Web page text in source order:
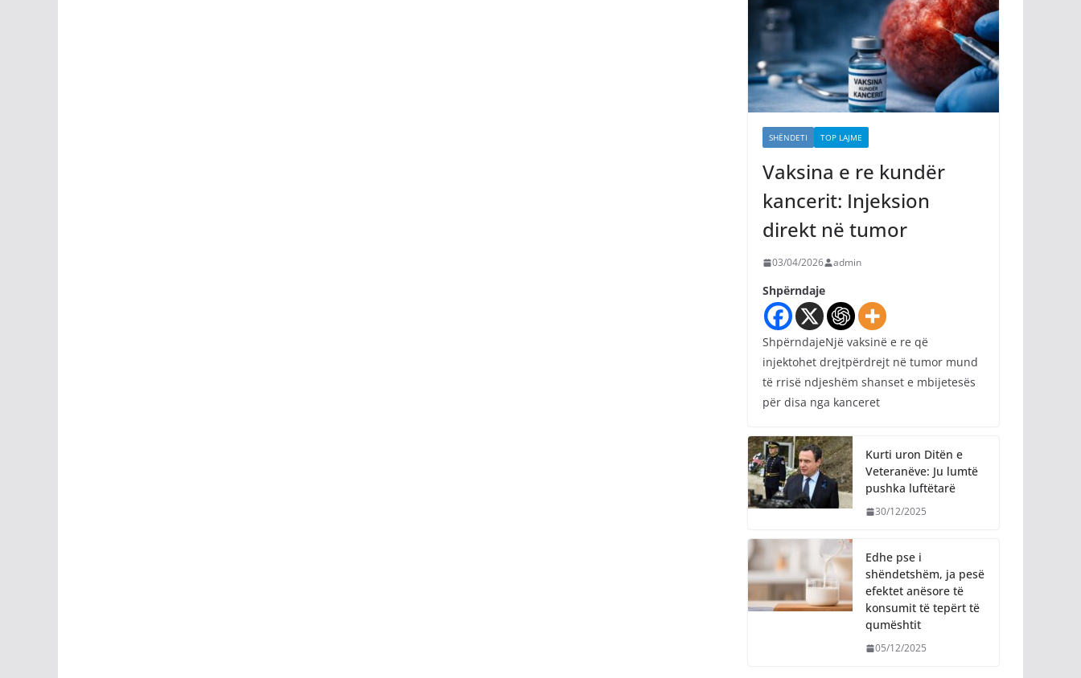
SHËNDETI TOP LAJME
Vaksina e re kundër
kancerit: Injeksion
direkt në tumor
03/04/2026 admin
Shpërndaje
ShpërndajeNjë vaksinë e re që
injektohet drejtpërdrejt në tumor mund
të rrisë ndjeshëm shanset e mbijetesës
për disa nga kanceret
Kurti uron Ditën e
Veteranëve: Ju lumtë
pushka luftëtarë
30/12/2025
Edhe pse i
shëndetshëm, ja pesë
efektet anësore të
konsumit të tepërt të
qumështit
05/12/2025